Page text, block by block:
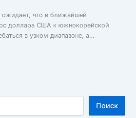
ожидает, что в ближайшей
доллара США к южнокорейской
в узком диапазоне, а…
Поиск